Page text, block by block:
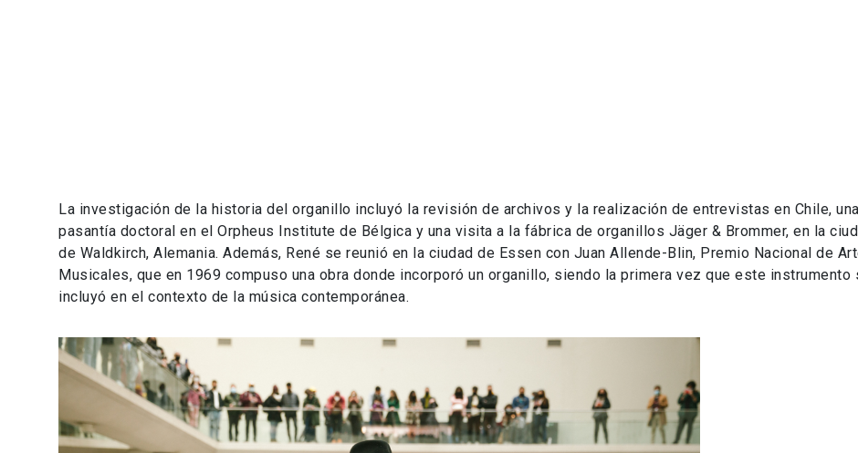
La investigación de la historia del organillo incluyó la revisión de archivos y la realización de entrevistas en Chile, una
pasantía doctoral en el Orpheus Institute de Bélgica y una visita a la fábrica de organillos Jäger & Brommer, en la
de Waldkirch, Alemania. Además, René se reunió en la ciudad de Essen con Juan Allende-Blin, Premio Nacional de
Musicales, que en 1969 compuso una obra donde incorporó un organillo, siendo la primera vez que este instrumento
incluyó en el contexto de la música contemporánea.